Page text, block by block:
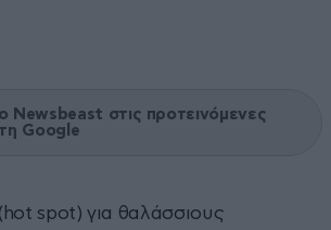
Newsbeast στις προτεινόμενες
Google
spot) για θαλάσσιους